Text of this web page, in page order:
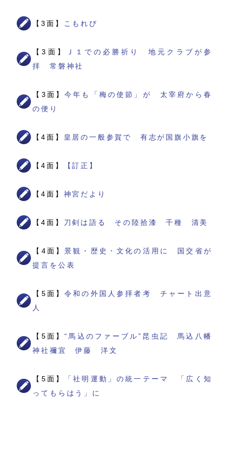
【3面】 こもれび
【3面】
Ｊ１での必勝祈り 地元クラブが参
拝 常磐神社
【3面】今年も「梅の使節」が 太宰府から春
の便り
【4面】 皇居の一般参賀で 有志が国旗小旗を
【4面】 【訂正】
【4面】 神宮だより
【4面】 刀剣は語る その陸拾漆 千種 清美
【4面】景観・歴史・文化の活用に 国交省が
提言を公表
【5面】令和の外国人参拝者考 チャート出意
人
【5面】“馬込のファーブル”昆虫記 馬込八幡
神社禰宜 伊藤 洋文
【5面】
「社明運動」の統一テーマ 「広く知
ってもらはう」に